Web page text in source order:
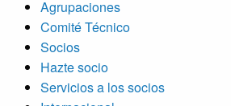
Agrupaciones
Comité Técnico
Socios
Hazte socio
Servicios a los socios